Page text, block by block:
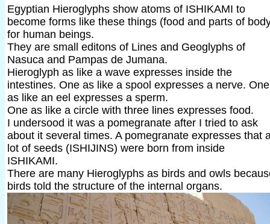
Egyptian Hieroglyphs show atoms of ISHIKAMI to
become forms like these things (food and parts of
for human beings.
They are small editons of Lines and Geoglyphs of
Nasuca and Pampas de Jumana.
Hieroglyph as like a wave expresses inside the
intestines. One as like a spool expresses a nerve. One
as like an eel expresses a sperm.
One as like a circle with three lines expresses food.
I undersood it was a pomegranate after I tried to ask
about it several times. A pomegranate expresses that
lot of seeds (ISHIJINS) were born from inside
ISHIKAMI.
There are many Hieroglyphs as birds and owls
birds told the structure of the internal organs.